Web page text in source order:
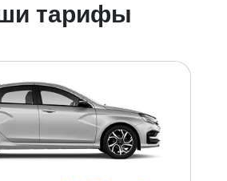
тарифы